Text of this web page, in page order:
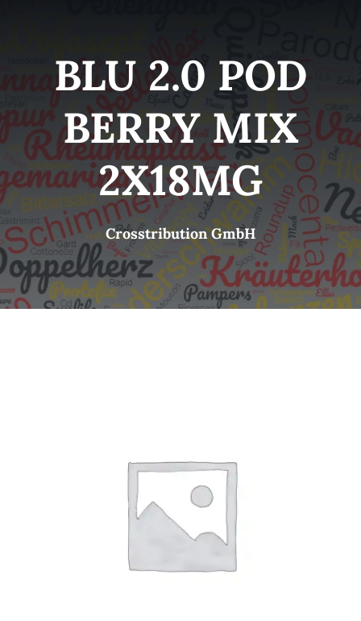
Brands
B2B-Shop
Kontakt
BLU 2.0 POD
BERRY MIX
2X18MG
Crosstribution GmbH